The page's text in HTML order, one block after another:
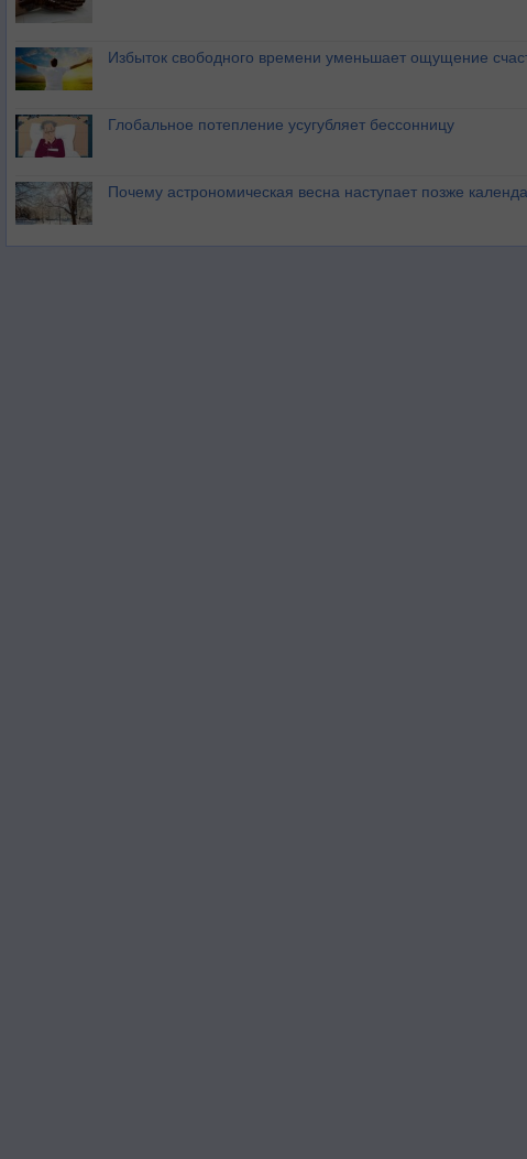
Избыток свободного времени уменьшает ощущение
Глобальное потепление усугубляет бессонницу
Почему астрономическая весна наступает позже